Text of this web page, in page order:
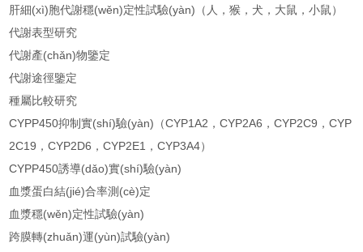
肝細(xì)胞代謝穩(wěn)定性試驗(yàn)（人，猴，犬，大鼠，小鼠）
代謝表型研究
代謝產(chǎn)物鑒定
代謝途徑鑒定
種屬比較研究
CYPP450抑制實(shí)驗(yàn)（CYP1A2，CYP2A6，CYP2C9，CYP
2C19，CYP2D6，CYP2E1，CYP3A4）
CYPP450誘導(dǎo)實(shí)驗(yàn)
血漿蛋白結(jié)合率測(cè)定
血漿穩(wěn)定性試驗(yàn)
跨膜轉(zhuǎn)運(yùn)試驗(yàn)